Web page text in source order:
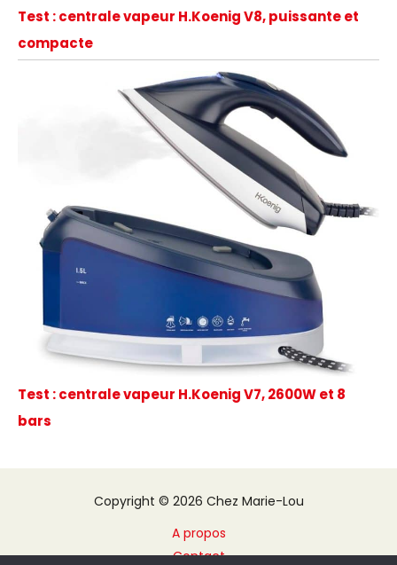
Test : centrale vapeur H.Koenig V8, puissante et
compacte
Test : centrale vapeur H.Koenig V7, 2600W et 8
bars
Copyright © 2026 Chez Marie-Lou
A propos
Contact